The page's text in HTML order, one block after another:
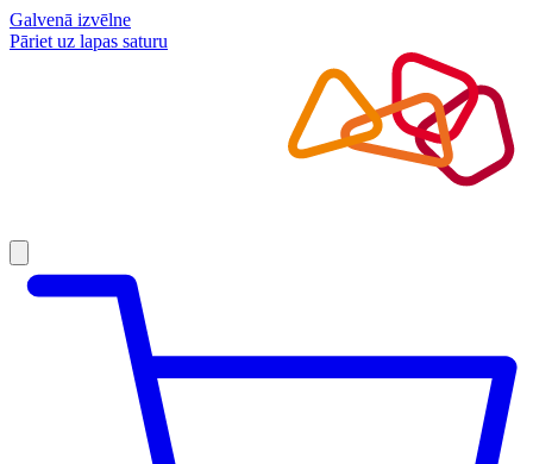
Galvenā izvēlne
Pāriet uz lapas saturu